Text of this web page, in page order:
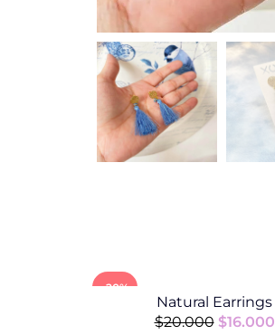
-20%
Natural Earrings
$20.000 $16.000